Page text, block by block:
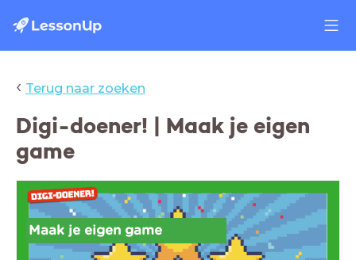
‹ Terug naar zoeken
Digi-doener! | Maak je eigen
game
Maak je eigen game